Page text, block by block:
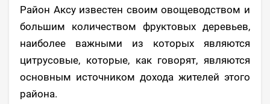
Район Аксу известен своим овощеводством и
большим количеством фруктовых деревьев,
наиболее важными из которых являются
цитрусовые, которые, как говорят, являются
основным источником дохода жителей этого
района.